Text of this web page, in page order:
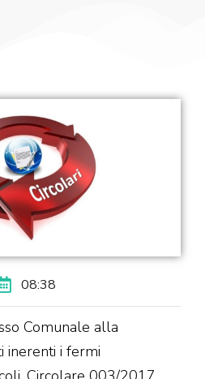
08:38
Comunale alla
inerenti i fermi